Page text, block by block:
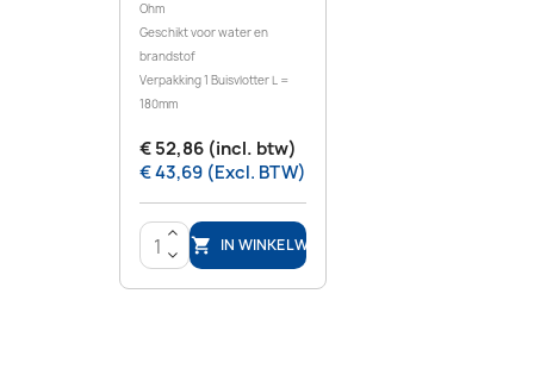
Ohm
Geschikt voor water en
brandstof
Verpakking 1 Buisvlotter L =
180mm
€ 52,86 (incl. btw)
€ 43,69 (Excl. BTW)
>
<
 IN WINKELWAGEN